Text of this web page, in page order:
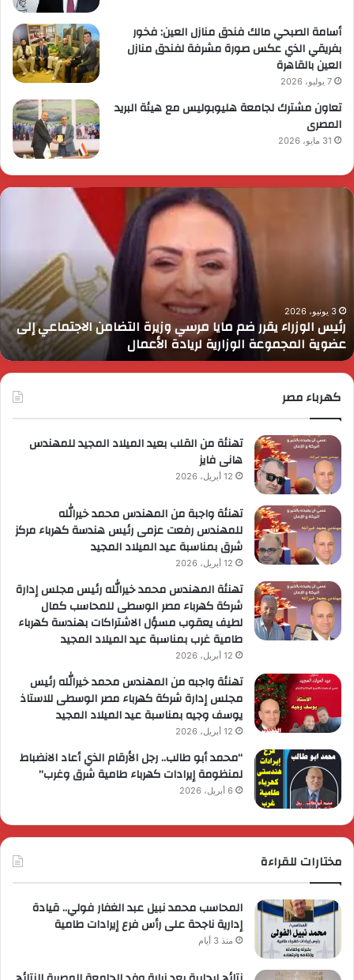
أسامة الصبحي مالك فندق منازل العين: فخور
بفريقي الذي عكس صورة مشرفة لفندق منازل
العين بالقاهرة
7 يوليو، 2026
تعاون مشترك لجامعة هليوبوليس مع هيئة البريد
المصرى
31 مايو، 2026
رئيس
التضامن
الاجتماعي
إلى
عضوية
المجموعة
الوزارية
3 يونيو، 2026
رئيس الوزراء يقرر ضم مايا مرسي وزيرة التضامن الاجتماعي إلى
عضوية المجموعة الوزارية لريادة الأعمال
كهرباء مصر
تهنئة من القلب بعيد الميلاد المجيد للمهندس
هانى فايز
12 أبريل، 2026
تهنئة واجبة من المهندس محمد خيرالله
للمهندس رفعت عزمى رئيس هندسة كهرباء مركز
شرق بمناسبة عيد الميلاد المجيد
12 أبريل، 2026
تهنئة المهندس محمد خيرالله رئيس مجلس إدارة
شركة كهرباء مصر الوسطى للمحاسب كمال
لطيف يعقوب مسؤل الاشتراكات بهندسة كهرباء
طامية غرب بمناسبة عيد الميلاد المجيد
12 أبريل، 2026
تهنئة واجبه من المهندس محمد خيرالله رئيس
مجلس إدارة شركة كهرباء مصر الوسطى للاستاذ
يوسف وجيه بمناسبة عيد الميلاد المجيد
12 أبريل، 2026
“محمد أبو طالب.. رجل الأرقام الذي أعاد الانضباط
لمنظومة إيرادات كهرباء طامية شرق وغرب”
6 أبريل، 2026
مختارات للقراءة
المحاسب محمد نبيل عبد الغفار فولي.. قيادة
إدارية ناجحة على رأس فرع إيرادات طامية
منذ 3 أيام